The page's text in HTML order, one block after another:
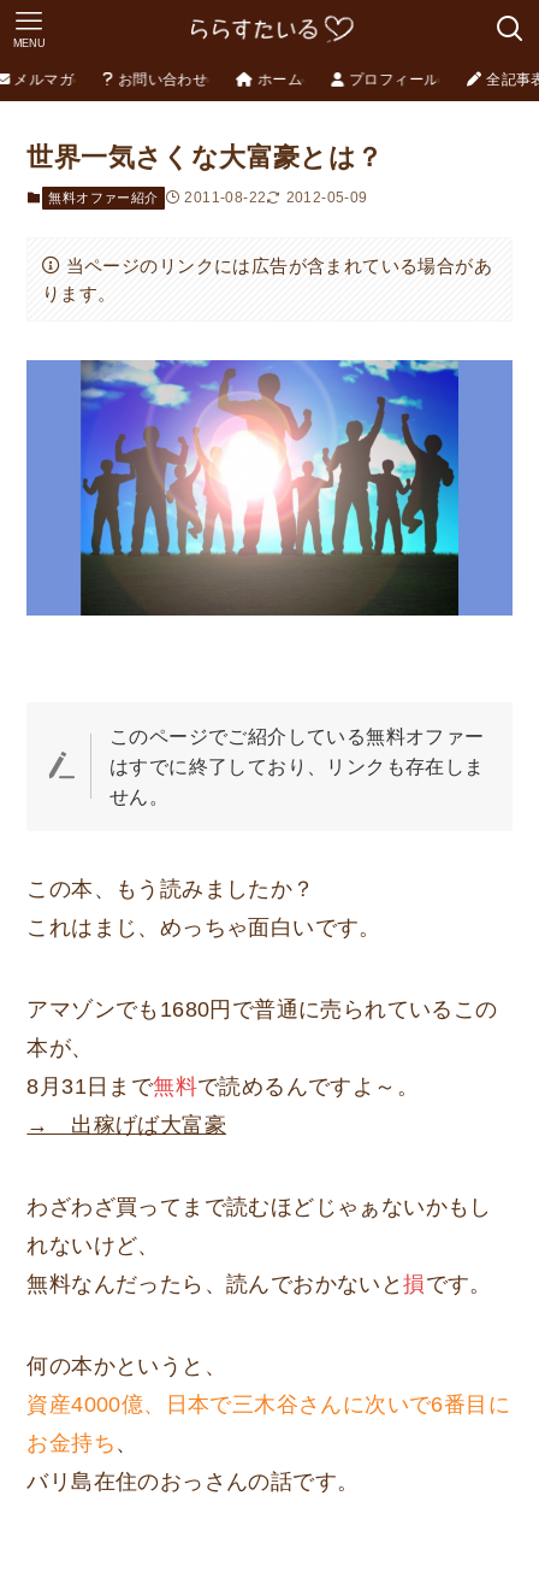
MENU
メルマガ お問い合わせ ホーム プロフィール 全記事
世界一気さくな大富豪とは？
無料オファー紹介 2011-08-22 2012-05-09
当ページのリンクには広告が含まれている場合があ
ります。
このページでご紹介している無料オファー
はすでに終了しており、リンクも存在しま
せん。
この本、もう読みましたか？
これはまじ、めっちゃ面白いです。
アマゾンでも1680円で普通に売られているこの
本が、
8月31日まで無料で読めるんですよ～。
→ 出稼げば大富豪
わざわざ買ってまで読むほどじゃぁないかもし
れないけど、
無料なんだったら、読んでおかないと損です。
何の本かというと、
資産4000億、日本で三木谷さんに次いで6番目に
お金持ち 、
バリ島在住のおっさんの話です。